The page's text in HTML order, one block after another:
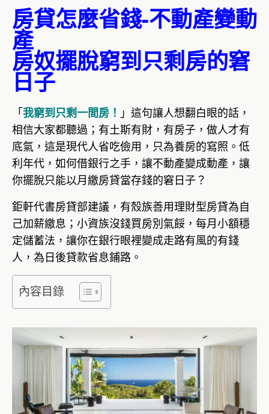
房貸怎麼省錢-不動產變動
產
房奴擺脫窮到只剩房的窘
日子
「我窮到只剩一間房！ 」這句讓人想翻白眼的話，
相信大家都聽過；有土斯有財，有房子，做人才有
底氣，這是現代人省吃儉用，只為養房的寫照。低
利年代，如何借銀行之手，讓不動產變成動產，讓
你擺脫只能以月繳房貸當存錢的窘日子？
鉅軒代書房貸部建議，有殼族善用理財型房貸為自
己加薪繳息；小資族沒錢買房別氣餒，每月小額穩
定儲蓄法，讓你在銀行眼裡變成走路有風的有錢
人，為日後貸款省息鋪路。
內容目錄